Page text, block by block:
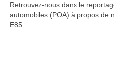
Retrouvez-nous dans le
automobiles (POA) à propos de
E85